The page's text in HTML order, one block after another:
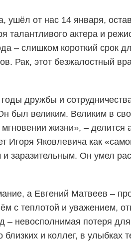
ушёл от нас 14 января,
талантливого актера и
– слишком короткий срок
Рак, этот безжалостный
дружбы и
был великим. Великим в
жизни», – делится
Игоря Яковлевича как
заразительным. Он умел
а Евгений Матвеев –
с теплотой и уважением,
невосполнимая потеря для
и коллег, в улыбках